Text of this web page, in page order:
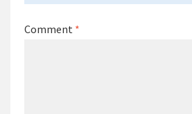
Comment *